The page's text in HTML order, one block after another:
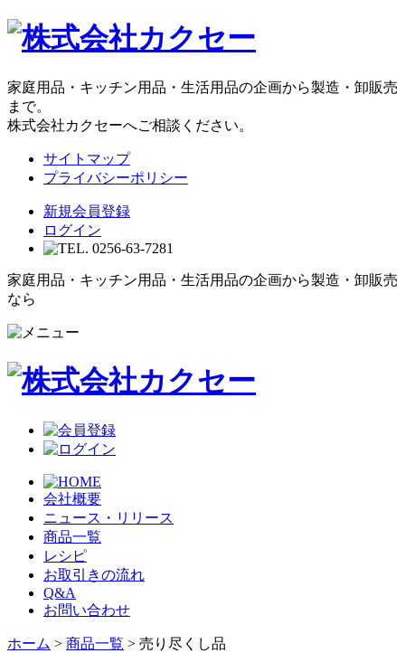
家庭用品・キッチン用品・生活用品の企画から製造・卸販売
まで。
株式会社カクセーへご相談ください。
サイトマップ
プライバシーポリシー
新規会員登録
ログイン
家庭用品・キッチン用品・生活用品の企画から製造・卸販売
なら
会社概要
ニュース・リリース
商品一覧
レシピ
お取引きの流れ
Q&A
お問い合わせ
ホーム > 商品一覧 > 売り尽くし品